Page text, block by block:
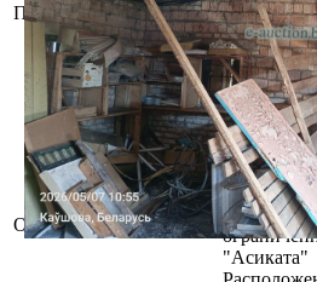
Площадь общая (кв.м.)
93.9
Описание
Сведения
из ЕГРНИ
Составные
кирпичное
Право
"Асиката"